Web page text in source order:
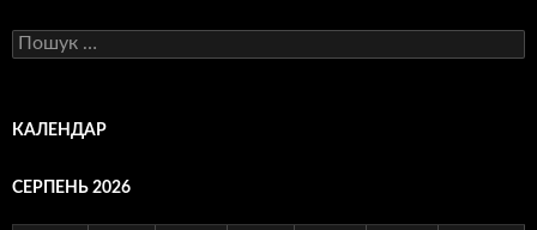
Пошук:
КАЛЕНДАР
СЕРПЕНЬ 2026